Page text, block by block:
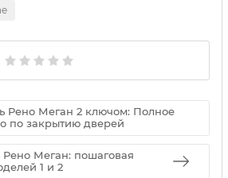
Рено Меган 2 ключом: Полное
по закрытию дверей
Рено Меган: пошаговая
1 и 2